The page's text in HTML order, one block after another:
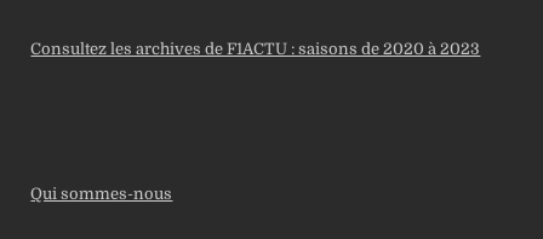
Consultez les archives de F1ACTU : saisons de 2020 à 2023
Qui sommes-nous